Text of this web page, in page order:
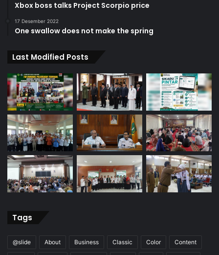
Xbox boss talks Project Scorpio price
17 Desember 2022
One swallow does not make the spring
Last Modified Posts
Tags
@slide About Business Classic Color Content